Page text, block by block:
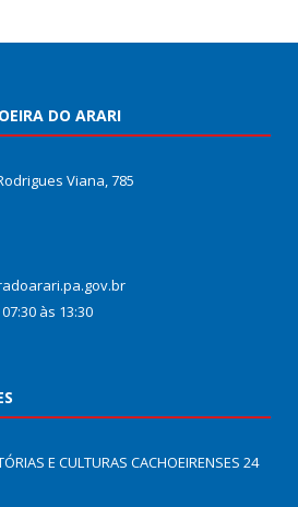
DO ARARI
Viana, 785
às 13:30
E CULTURAS CACHOEIRENSES 24